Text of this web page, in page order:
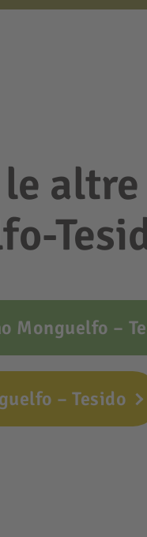
Monguelfo –
– Tesido